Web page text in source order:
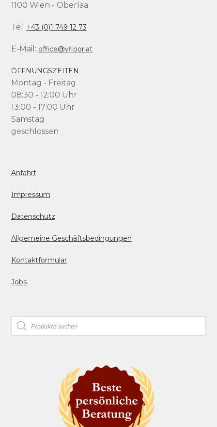
1100 Wien - Oberlaa
Tel: +43 (0)1 749 12 73
E-Mail: office@vfloor.at
ÖFFNUNGSZEITEN
Montag - Freitag
08:30 - 12:00 Uhr
13:00 - 17:00 Uhr
Samstag
geschlossen
Anfahrt
Impressum
Datenschutz
Allgemeine Geschäftsbedingungen
Kontaktformular
Jobs
Products
search